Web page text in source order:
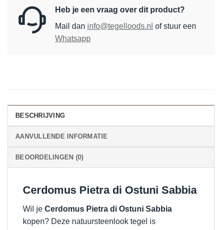
Heb je een vraag over dit product?
Mail dan info@tegelloods.nl of stuur een
Whatsapp
BESCHRIJVING
AANVULLENDE INFORMATIE
BEOORDELINGEN (0)
Cerdomus Pietra di Ostuni Sabbia
Wil je Cerdomus Pietra di Ostuni Sabbia
kopen? Deze natuursteenlook tegel is